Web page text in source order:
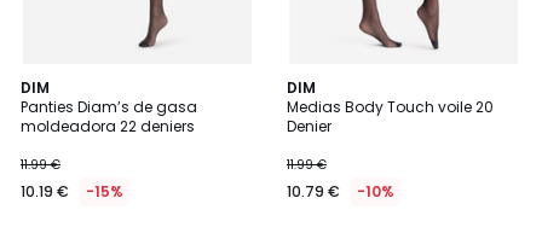
DIM
Panties Diam’s de gasa
moldeadora 22 deniers
11.99 €
10.19 € -15%
4,2
/ 5
DIM
Medias Body Touch voile 20
Denier
11.99 €
10.79 € -10%
4,3
/ 5